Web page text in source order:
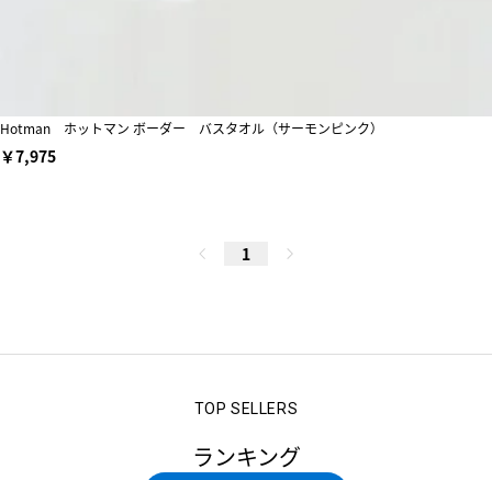
Hotman ホットマン ボーダー バスタオル（サーモンピンク）
￥7,975
1
ランキング